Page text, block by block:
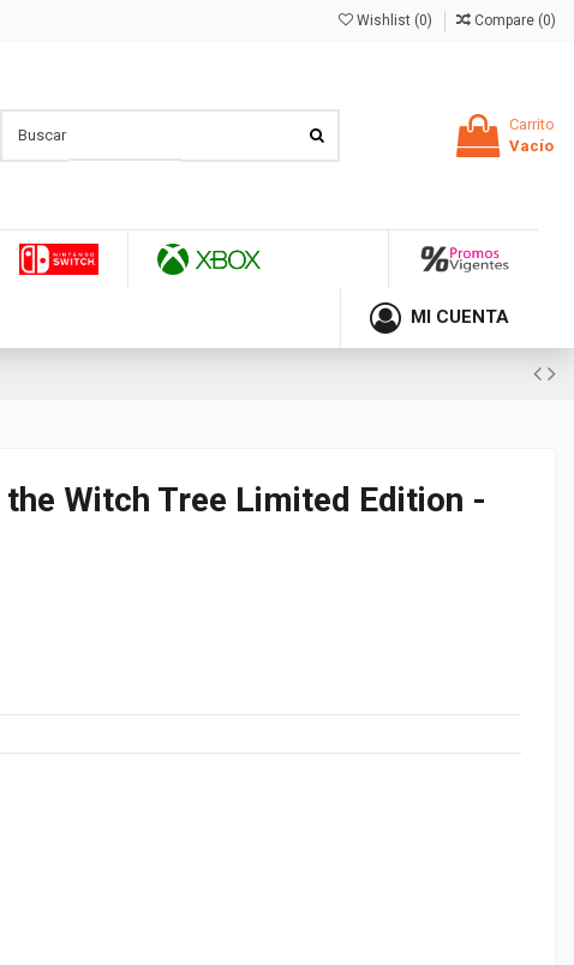
Wishlist (0) Compare (0)
Carrito
Vacío
MI CUENTA
Witch Tree Limited Edition -